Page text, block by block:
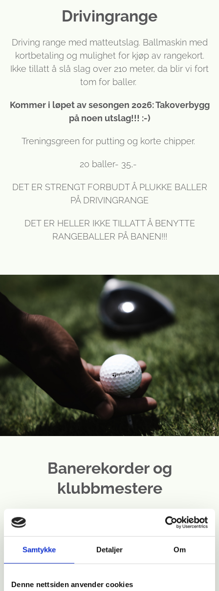
Samtykke Detaljer Om
Denne nettsiden anvender cookies
Drivingrange
Driving range med matteutslag. Ballmaskin med
kortbetaling og mulighet for kjøp av rangekort.
Ikke tillatt å slå slag over 210 meter, da blir vi fort
tom for baller.
Kommer i løpet av sesongen 2026: Takoverbygg
på noen utslag!!! :-)
Treningsgreen for putting og korte chipper.
20 baller- 35,-
DET ER STRENGT FORBUDT Å PLUKKE BALLER
PÅ DRIVINGRANGE
DET ER HELLER IKKE TILLATT Å BENYTTE
RANGEBALLER PÅ BANEN!!!
Banerekorder og
klubbmestere
Her er informasjon om alle klubbens
presidenter, klubbmestre, "Hole in one" og
Æresmedlemmer: